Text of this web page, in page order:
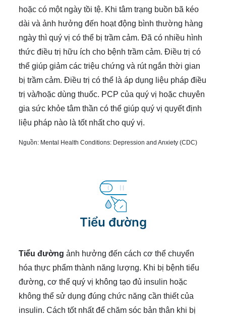
hoặc có một ngày tồi tệ. Khi tâm trạng buồn bã kéo
dài và ảnh hưởng đến hoạt động bình thường hàng
ngày thì quý vị có thể bị trầm cảm. Đã có nhiều hình
thức điều trị hữu ích cho bệnh trầm cảm. Điều trị có
thể giúp giảm các triệu chứng và rút ngắn thời gian
bị trầm cảm. Điều trị có thể là áp dụng liệu pháp điều
trị và/hoặc dùng thuốc. PCP của quý vị hoặc chuyên
gia sức khỏe tâm thần có thể giúp quý vị quyết định
liệu pháp nào là tốt nhất cho quý vị.
Nguồn: Mental Health Conditions: Depression and Anxiety (CDC)
Tiểu đường
Tiểu đường ảnh hưởng đến cách cơ thể chuyển
hóa thực phẩm thành năng lượng. Khi bị bệnh tiểu
đường, cơ thể quý vị không tạo đủ insulin hoặc
không thể sử dụng đúng chức năng cần thiết của
insulin. Cách tốt nhất để chăm sóc bản thân khi bị